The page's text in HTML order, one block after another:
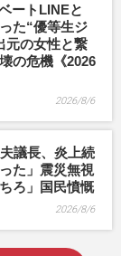
ートLINEと
た“優等生ジ
元の女性と繋
の危機《2026
2026/8/6
議長、炎上続
た」震災無視
ろ」国民憤慨
2026/8/6